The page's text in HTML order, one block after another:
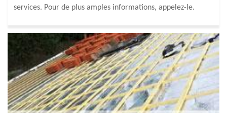
services. Pour de plus amples informations, appelez-le.